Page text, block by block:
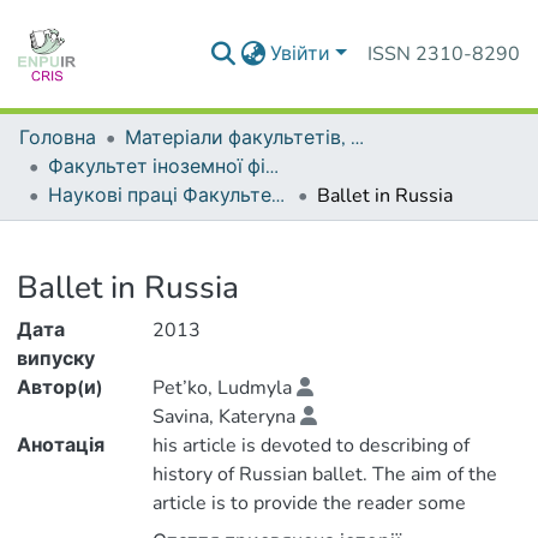
Увійти ISSN 2310-8290
Головна
Матеріали факультетів, інститутів, підрозділів
Факультет іноземної філології
Наукові праці Факультету іноземної філології
Ballet in Russia
Ballet in Russia
Дата
випуску
2013
Автор(и)
Pet’ko, Ludmyla
Savina, Kateryna
Анотація
his article is devoted to describing of
history of Russian ballet. The aim of the
article is to provide the reader some
materials on developing of ballet in